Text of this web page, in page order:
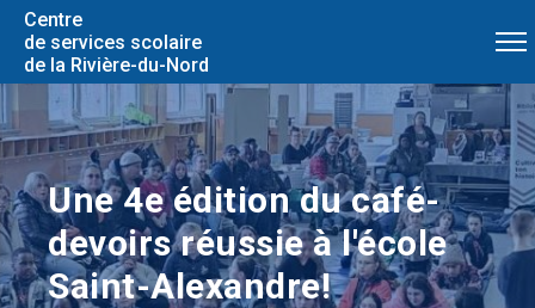
Centre
de services scolaire
de la Rivière-du-Nord
Une 4e édition du café-
devoirs réussie à l'école
Saint-Alexandre!